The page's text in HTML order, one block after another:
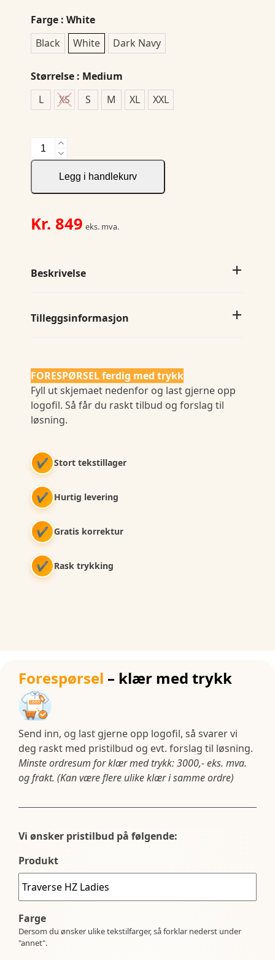
Farge : White
Black
White Dark Navy
Størrelse : Medium
L
XS S M XL XXL
Traverse
HZ
antall
Legg i handlekurv
Kr. 849 eks. mva.
Beskrivelse
Tilleggsinformasjon
FORESPØRSEL ferdig med trykk
Fyll ut skjemaet nedenfor og last gjerne opp
logofil. Så får du raskt tilbud og forslag til
løsning.
✔ Stort tekstillager
✔ Hurtig levering
✔ Gratis korrektur
✔ Rask trykking
Forespørsel – klær med trykk
Send inn, og last gjerne opp logofil, så svarer vi
deg raskt med pristilbud og evt. forslag til løsning.
Minste ordresum for klær med trykk: 3000,- eks. mva.
og frakt. (Kan være flere ulike klær i samme ordre)
Vi ønsker pristilbud på følgende:
Produkt
Farge
Dersom du ønsker ulike tekstilfarger, så forklar nederst under
"annet".